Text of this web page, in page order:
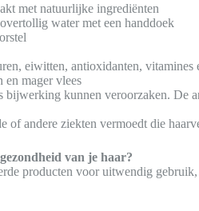
met natuurlijke ingrediënten
water met een handdoek
eiwitten, antioxidanten, vitamines
en mager vlees
bijwerking kunnen veroorzaken. De
of andere ziekten vermoedt die
van je haar?
producten voor uitwendig